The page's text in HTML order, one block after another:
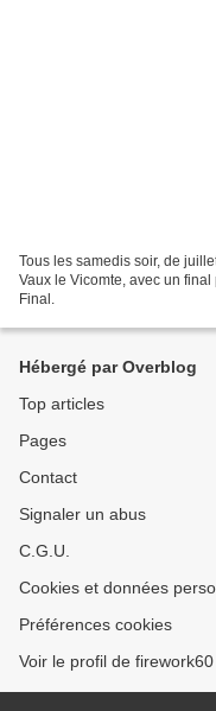
Tous les samedis soir, de
Vaux le Vicomte, avec un
Final.
Hébergé par Overblog
Top articles
Pages
Contact
Signaler un abus
C.G.U.
Cookies et données
Préférences cookies
Voir le profil de